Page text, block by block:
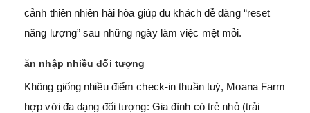
cảnh thiên nhiên hài hòa giúp du khách dễ dàng “reset
năng lượng” sau những ngày làm việc mệt mỏi.
ăn nhập nhiều đối tượng
Không giống nhiều điểm check-in thuần tuý, Moana Farm
hợp với đa dạng đối tượng: Gia đình có trẻ nhỏ (trải